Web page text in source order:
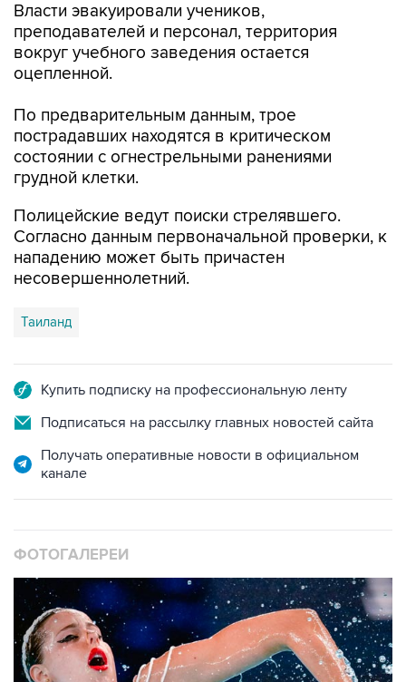
Власти эвакуировали учеников,
преподавателей и персонал, территория
вокруг учебного заведения остается
оцепленной.
По предварительным данным, трое
пострадавших находятся в критическом
состоянии с огнестрельными ранениями
грудной клетки.
Полицейские ведут поиски стрелявшего.
Согласно данным первоначальной проверки, к
нападению может быть причастен
несовершеннолетний.
Таиланд
Купить подписку на профессиональную ленту
Подписаться на рассылку главных новостей сайта
Получать оперативные новости в официальном
канале
ФОТОГАЛЕРЕИ